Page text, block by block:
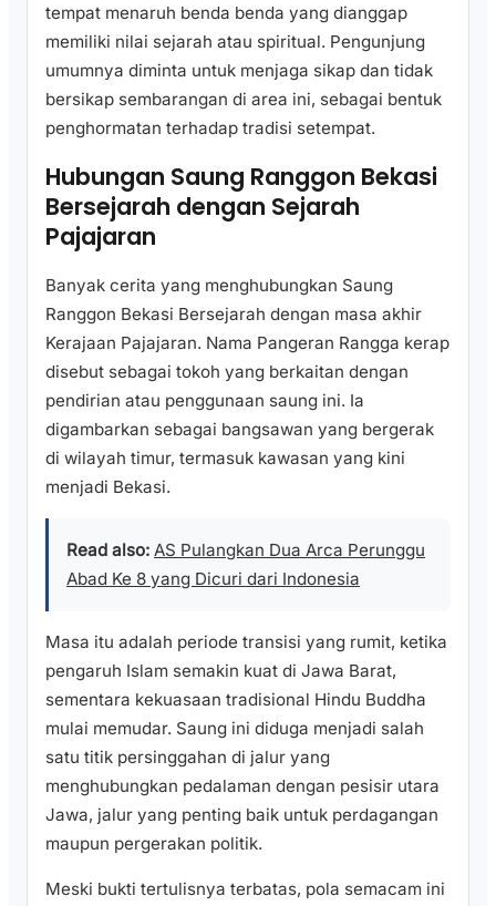
tempat menaruh benda benda yang dianggap
memiliki nilai sejarah atau spiritual. Pengunjung
umumnya diminta untuk menjaga sikap dan tidak
bersikap sembarangan di area ini, sebagai bentuk
penghormatan terhadap tradisi setempat.
Hubungan Saung Ranggon Bekasi
Bersejarah dengan Sejarah
Pajajaran
Banyak cerita yang menghubungkan Saung
Ranggon Bekasi Bersejarah dengan masa akhir
Kerajaan Pajajaran. Nama Pangeran Rangga kerap
disebut sebagai tokoh yang berkaitan dengan
pendirian atau penggunaan saung ini. Ia
digambarkan sebagai bangsawan yang bergerak
di wilayah timur, termasuk kawasan yang kini
menjadi Bekasi.
Read also: AS Pulangkan Dua Arca Perunggu
Abad Ke 8 yang Dicuri dari Indonesia
Masa itu adalah periode transisi yang rumit, ketika
pengaruh Islam semakin kuat di Jawa Barat,
sementara kekuasaan tradisional Hindu Buddha
mulai memudar. Saung ini diduga menjadi salah
satu titik persinggahan di jalur yang
menghubungkan pedalaman dengan pesisir utara
Jawa, jalur yang penting baik untuk perdagangan
maupun pergerakan politik.
Meski bukti tertulisnya terbatas, pola semacam ini